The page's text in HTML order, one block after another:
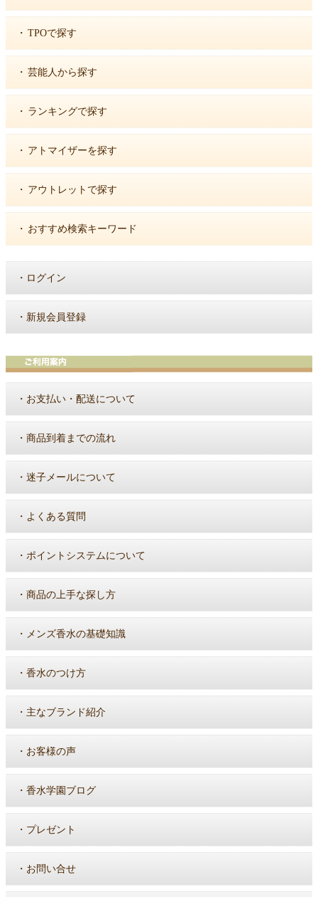
・ TPOで探す
・ 芸能人から探す
・ ランキングで探す
・ アトマイザーを探す
・ アウトレットで探す
・ おすすめ検索キーワード
・ ログイン
・ 新規会員登録
・ お支払い・配送について
・ 商品到着までの流れ
・ 迷子メールについて
・ よくある質問
・ ポイントシステムについて
・ 商品の上手な探し方
・ メンズ香水の基礎知識
・ 香水のつけ方
・ 主なブランド紹介
・ お客様の声
・ 香水学園ブログ
・ プレゼント
・ お問い合せ